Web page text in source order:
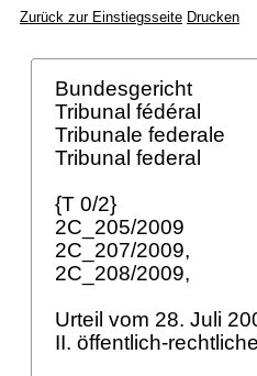
Zurück zur Einstiegsseite Drucken
Bundesgericht
Tribunal fédéral
Tribunale federale
Tribunal federal
{T 0/2}
2C_205/2009
2C_207/2009,
2C_208/2009,
Urteil vom 28. Juli
II. öffentlich-